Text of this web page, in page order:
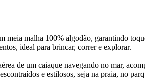
malha 100% algodão, garantindo
ideal para brincar, correr e explorar.
de um caiaque navegando no mar,
e estilosos, seja na praia, no